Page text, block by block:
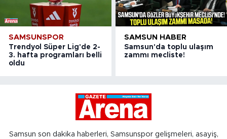
SAMSUNSPOR
Trendyol Süper Lig'de 2-
3. hafta programları belli
oldu
SAMSUN HABER
Samsun'da toplu ulaşım
zammı mecliste!
Samsun son dakika haberleri, Samsunspor gelişmeleri, asayiş,